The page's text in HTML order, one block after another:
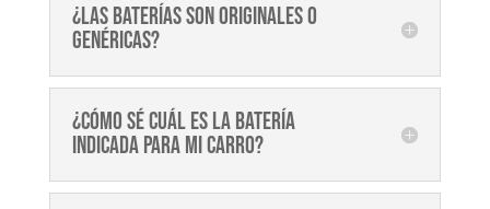
¿Las baterías son originales o
genéricas?
¿Cómo sé cuál es la batería
indicada para mi carro?